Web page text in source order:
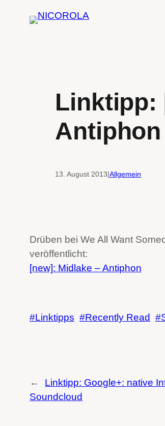
Linktipp:
Antiphon
13. August 2013|Allgemein
Drüben bei We All Want
veröffentlicht:
[new]: Midlake – Antiphon
Linktipps Recently Read
←
Linktipp: Google+: native
Soundcloud